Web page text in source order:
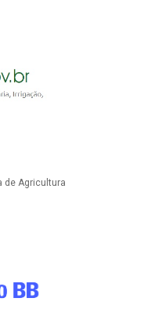
de Agricultura